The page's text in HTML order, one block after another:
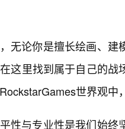
无论你是擅长绘画、建
这里找到属于自己的
世界观中
性与专业性是我们始